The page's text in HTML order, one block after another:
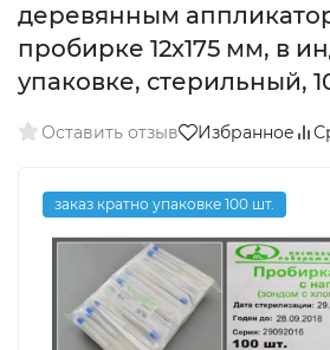
деревянным
пробирке 12х175 мм, в
упаковке, стерильный,
Оставить отзыв Избранное
заказ кратно упаковке 100 шт.